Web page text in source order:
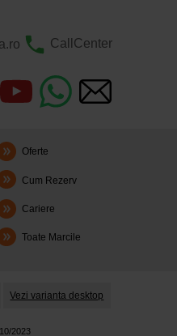
CallCenter
Oferte
Cum Rezerv
Cariere
Toate Marcile
Vezi varianta desktop
2023